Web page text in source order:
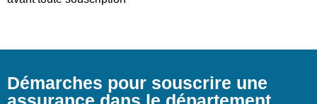
Démarches pour souscrire une